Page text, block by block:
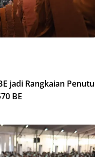
jadi Rangkaian
BE